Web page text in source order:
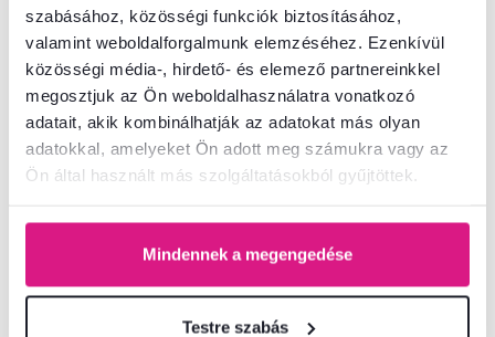
szabásához, közösségi funkciók biztosításához,
valamint weboldalforgalmunk elemzéséhez. Ezenkívül
közösségi média-, hirdető- és elemező partnereinkkel
megosztjuk az Ön weboldalhasználatra vonatkozó
adatait, akik kombinálhatják az adatokat más olyan
adatokkal, amelyeket Ön adott meg számukra vagy az
Ön által használt más szolgáltatásokból gyűjtöttek.
Mindennek a megengedése
Testre szabás
- 110x4,4x 4,4 (4x)
tető:
- 140x4,4x4x4 (3x)
- 70x4,4x4,4 (2x)
- 55,72x4,4x4,4, 45 fokban levágott végekkel (4x)
az ágy alja
- 140x7,4x4,4 (2x)
ágyrács